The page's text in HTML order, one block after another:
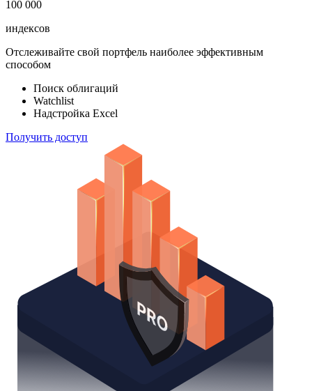
100 000
индексов
Отслеживайте свой портфель наиболее эффективным
способом
Поиск облигаций
Watchlist
Надстройка Excel
Получить доступ